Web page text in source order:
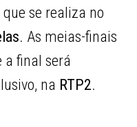
se realiza no
. As meias-finais
a final será
na RTP2.